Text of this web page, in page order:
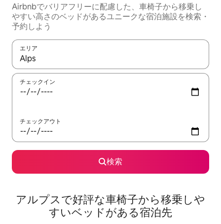
Airbnbでバリアフリーに配慮した、車椅子から移乗し
やすい高さのベッドがあるユニークな宿泊施設を検索・
予約しよう
エリア
検索結果が表示されたら、上下の矢印キーを使って移動するか
チェックイン
チェックアウト
検索
アルプスで好評な車椅子から移乗しや
すいベッドがある宿泊先